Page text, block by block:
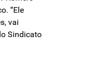
“Ele
vai
Sindicato